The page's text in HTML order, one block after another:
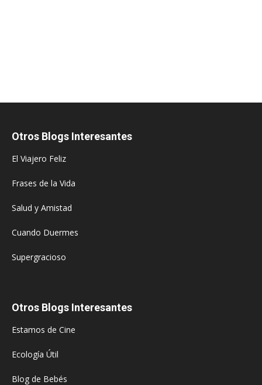
Otros Blogs Interesantes
El Viajero Feliz
Frases de la Vida
Salud y Amistad
Cuando Duermes
Supergracioso
Otros Blogs Interesantes
Estamos de Cine
Ecología Útil
Blog de Bebés